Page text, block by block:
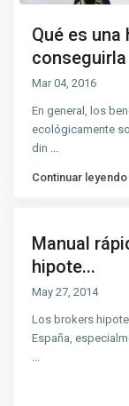
Qué es
conseguirla
Mar 04, 2016
En general, los
ecológicamente
din ...
Continuar leyendo
Manual
hipote...
May 27, 2014
Los brokers
España,
...